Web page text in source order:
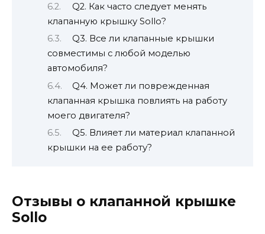
Q2. Как часто следует менять
клапанную крышку Sollo?
Q3. Все ли клапанные крышки
совместимы с любой моделью
автомобиля?
Q4. Может ли поврежденная
клапанная крышка повлиять на работу
моего двигателя?
Q5. Влияет ли материал клапанной
крышки на ее работу?
Отзывы о клапанной крышке
Sollo